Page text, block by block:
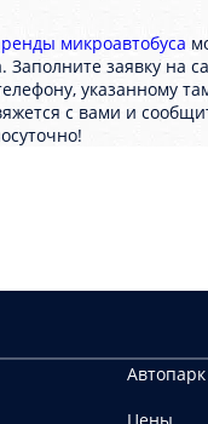
микроавтобуса
Заполните заявку на
указанному
с вами и
Автопарк